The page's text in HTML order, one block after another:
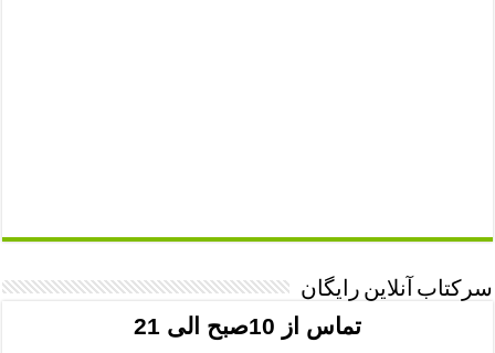
سرکتاب آنلاین رایگان
تماس از 10صبح الی 21